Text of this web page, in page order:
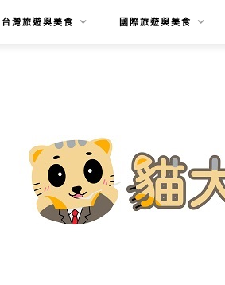
台灣旅遊與美食 國際旅遊與美食